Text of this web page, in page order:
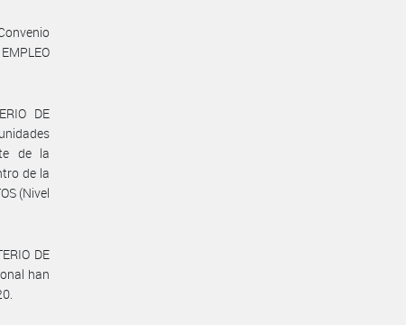
DE
de la
de la
(Nivel
DE
han